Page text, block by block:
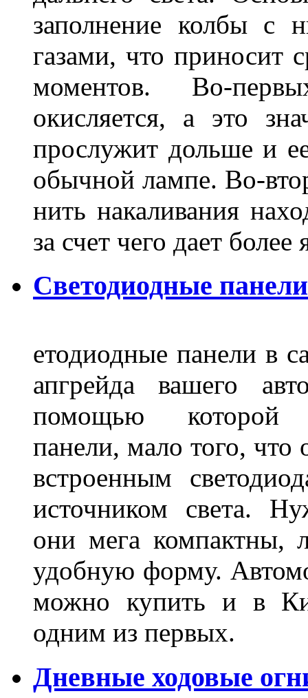
заполнение колбы с
газами, что приносит
моментов. Во-
окисляется, а это
прослужит дольше и
обычной лампе. Во-
нить накаливания
за счет чего дает
Светодиодные
етодиодные панели в
апгрейда вашего
помощью
панели, мало того, что
встроенным
источником света.
они мега компактны,
удобную форму.
можно купить и в
одним из первых.
Дневные ходовые